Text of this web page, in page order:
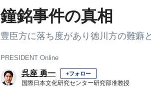
鐘銘事件の真相
豊臣方に落ち度があり徳川方の難癖
PRESIDENT Online
呉座 勇一 +フォロー
国際日本文化研究センター研究部准教授